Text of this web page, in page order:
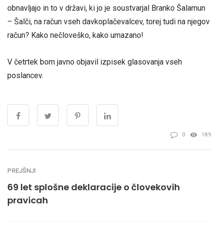
obnavljajo in to v državi, ki jo je soustvarjal Branko Šalamun
– Šalči, na račun vseh davkoplačevalcev, torej tudi na njegov
račun? Kako nečloveško, kako umazano!
V četrtek bom javno objavil izpisek glasovanja vseh
poslancev.
0 189
PREJŠNJI
69 let splošne deklaracije o človekovih
pravicah